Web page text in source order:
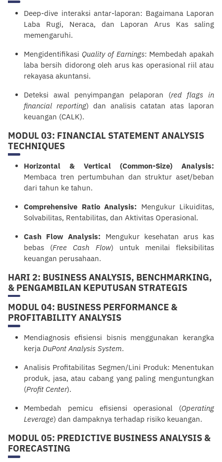
Deep-dive interaksi antar-laporan: Bagaimana Laporan
Laba Rugi, Neraca, dan Laporan Arus Kas saling
memengaruhi.
Mengidentifikasi Quality of Earnings: Membedah apakah
laba bersih didorong oleh arus kas operasional riil atau
rekayasa akuntansi.
Deteksi awal penyimpangan pelaporan (red flags in
financial reporting) dan analisis catatan atas laporan
keuangan (CALK).
MODUL 03: FINANCIAL STATEMENT ANALYSIS
TECHNIQUES
Horizontal & Vertical (Common-Size) Analysis:
Membaca tren pertumbuhan dan struktur aset/beban
dari tahun ke tahun.
Comprehensive Ratio Analysis: Mengukur Likuiditas,
Solvabilitas, Rentabilitas, dan Aktivitas Operasional.
Cash Flow Analysis: Mengukur kesehatan arus kas
bebas (Free Cash Flow) untuk menilai fleksibilitas
keuangan perusahaan.
HARI 2: BUSINESS ANALYSIS, BENCHMARKING,
& PENGAMBILAN KEPUTUSAN STRATEGIS
MODUL 04: BUSINESS PERFORMANCE &
PROFITABILITY ANALYSIS
Mendiagnosis efisiensi bisnis menggunakan kerangka
kerja DuPont Analysis System.
Analisis Profitabilitas Segmen/Lini Produk: Menentukan
produk, jasa, atau cabang yang paling menguntungkan
(Profit Center).
Membedah pemicu efisiensi operasional (Operating
Leverage) dan dampaknya terhadap risiko keuangan.
MODUL 05: PREDICTIVE BUSINESS ANALYSIS &
FORECASTING